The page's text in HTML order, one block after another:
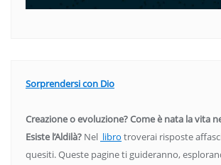
Sorprendersi con Dio
Creazione o evoluzione? Come è nata la vita
Esiste l’Aldilà? Nel libro troverai risposte
quesiti. Queste pagine ti guideranno,